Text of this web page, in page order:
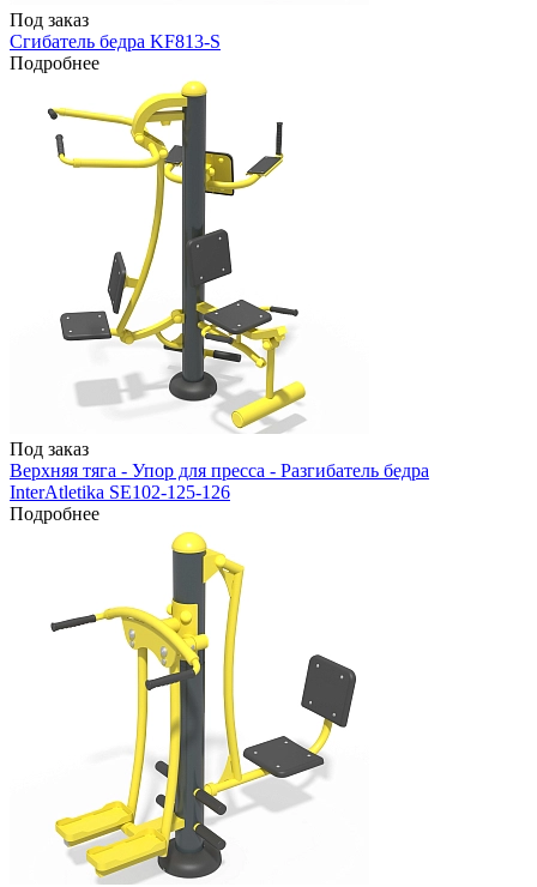
Под заказ
Сгибатель бедра KF813-S
Подробнее
Под заказ
Верхняя тяга - Упор для пресса - Разгибатель бедра
InterAtletika SE102-125-126
Подробнее